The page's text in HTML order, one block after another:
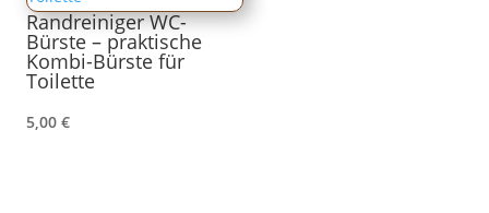
Randreiniger WC-
Bürste – praktische
Kombi-Bürste für
Toilette
5,00 €